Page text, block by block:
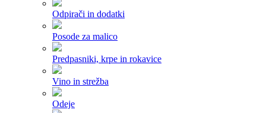
Odpirači in dodatki
Posode za malico
Predpasniki, krpe in rokavice
Vino in strežba
Odeje